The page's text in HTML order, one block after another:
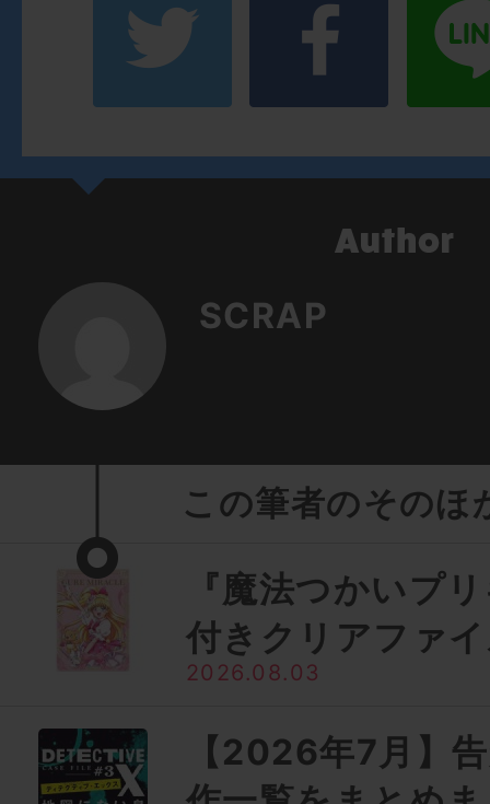
SCRAP
この筆者のそのほ
『魔法つかいプ
付きクリアファ
2026.08.03
【2026年7月】